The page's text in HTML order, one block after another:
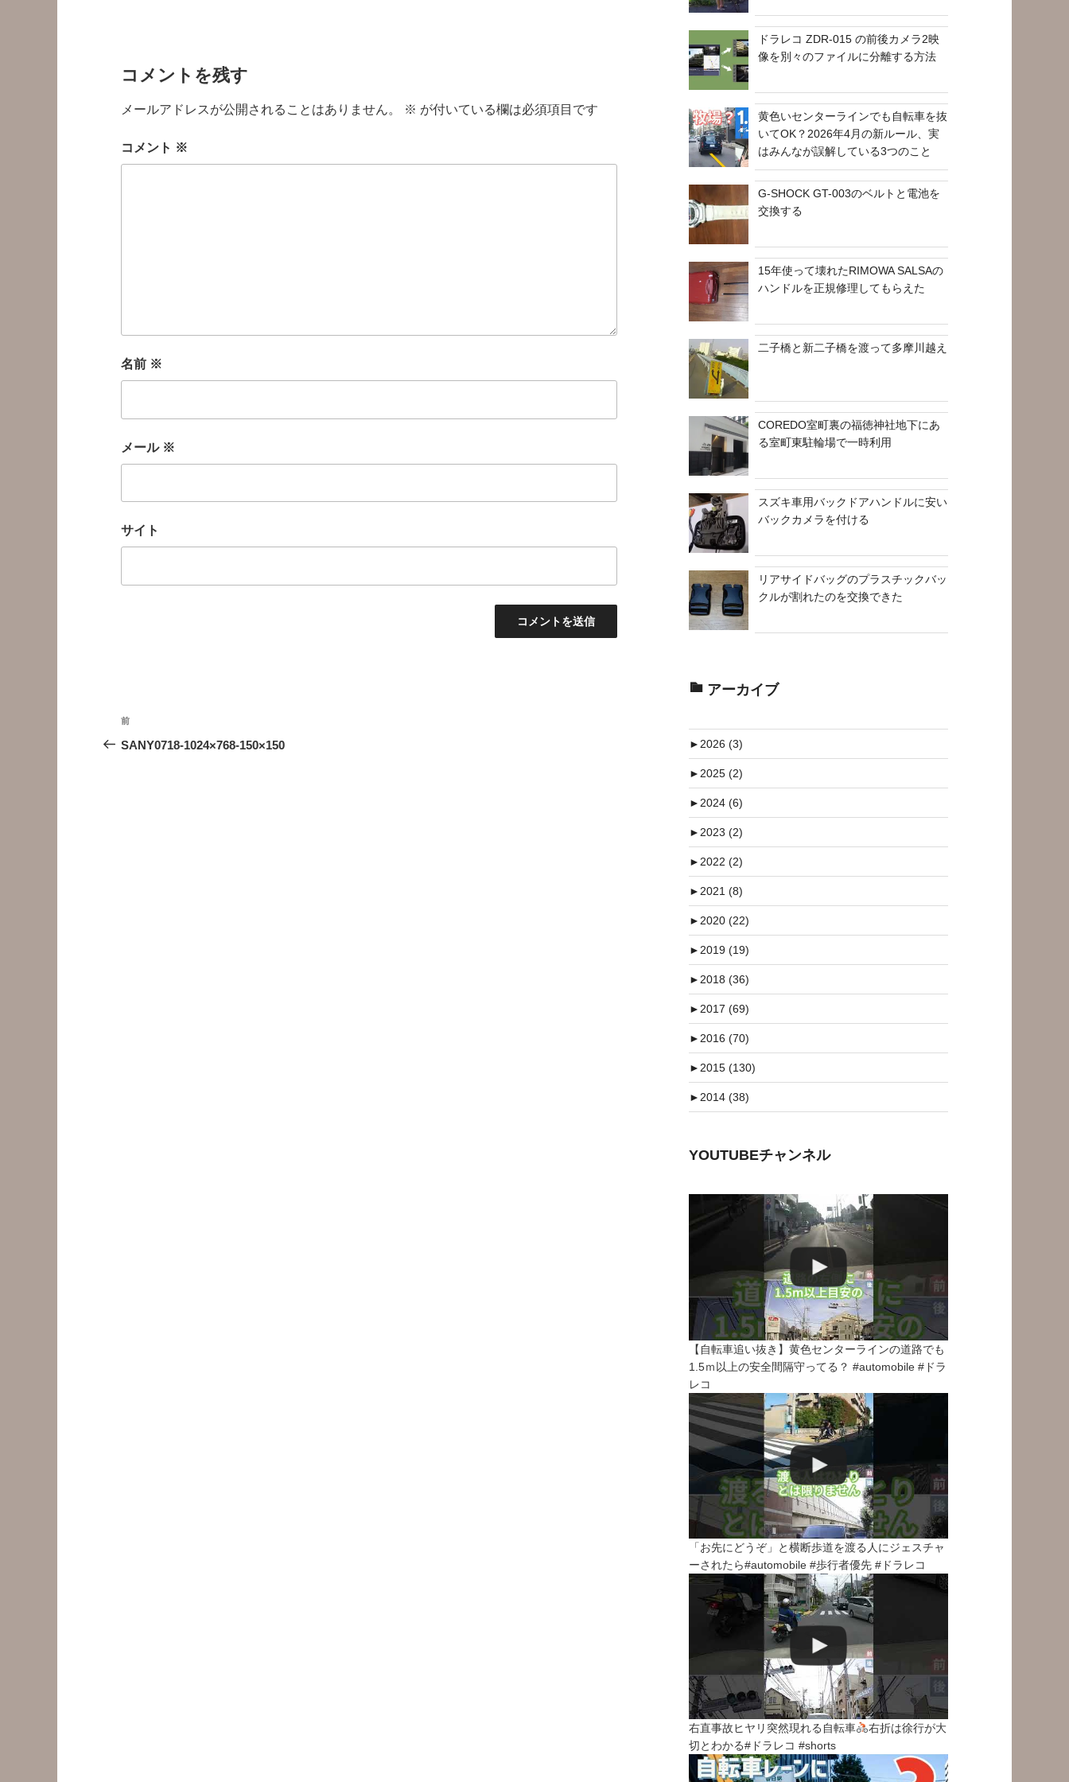
コメントを残す
メールアドレスが公開されることはありません。 ※ が付いている欄は必須項目です
コメント ※
名前 ※
メール ※
サイト
投
稿
前
の
前
SANY0718-1024×768-150×150
ドラレコ ZDR-015 の前後カメラ2映
像を別々のファイルに分離する方法
黄色いセンターラインでも自転車を抜
いてOK？2026年4月の新ルール、実
はみんなが誤解している3つのこと
G-SHOCK GT-003のベルトと電池を
交換する
15年使って壊れたRIMOWA SALSAの
ハンドルを正規修理してもらえた
二子橋と新二子橋を渡って多摩川越え
COREDO室町裏の福徳神社地下にあ
る室町東駐輪場で一時利用
スズキ車用バックドアハンドルに安い
バックカメラを付ける
リアサイドバッグのプラスチックバッ
クルが割れたのを交換できた
アーカイブ
►2026 (3)
►2025 (2)
►2024 (6)
►2023 (2)
►2022 (2)
►2021 (8)
►2020 (22)
►2019 (19)
►2018 (36)
►2017 (69)
►2016 (70)
►2015 (130)
►2014 (38)
YOUTUBEチャンネル
【自転車追い抜き】黄色センターラインの道路でも
1.5ｍ以上の安全間隔守ってる？ #automobile #ドラ
レコ
「お先にどうぞ」と横断歩道を渡る人にジェスチャ
ーされたら#automobile #歩行者優先 #ドラレコ
右直事故ヒヤリ突然現れる自転車
右折は徐行が大
切とわかる#ドラレコ #shorts